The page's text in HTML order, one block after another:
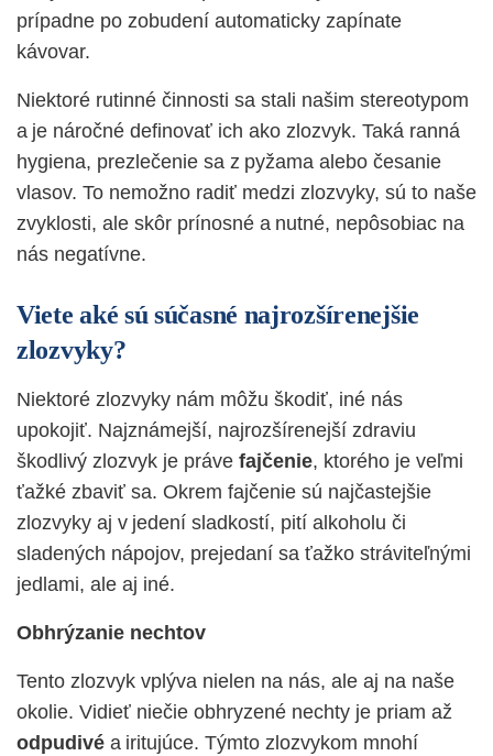
prípadne po zobudení automaticky zapínate
kávovar.
Niektoré rutinné činnosti sa stali našim stereotypom
a je náročné definovať ich ako zlozvyk. Taká ranná
hygiena, prezlečenie sa z pyžama alebo česanie
vlasov. To nemožno radiť medzi zlozvyky, sú to naše
zvyklosti, ale skôr prínosné a nutné, nepôsobiac na
nás negatívne.
Viete aké sú súčasné najrozšírenejšie
zlozvyky?
Niektoré zlozvyky nám môžu škodiť, iné nás
upokojiť. Najznámejší, najrozšírenejší zdraviu
škodlivý zlozvyk je práve fajčenie, ktorého je veľmi
ťažké zbaviť sa. Okrem fajčenie sú najčastejšie
zlozvyky aj v jedení sladkostí, pití alkoholu či
sladených nápojov, prejedaní sa ťažko stráviteľnými
jedlami, ale aj iné.
Obhrýzanie nechtov
Tento zlozvyk vplýva nielen na nás, ale aj na naše
okolie. Vidieť niečie obhryzené nechty je priam až
odpudivé a iritujúce. Týmto zlozvykom mnohí